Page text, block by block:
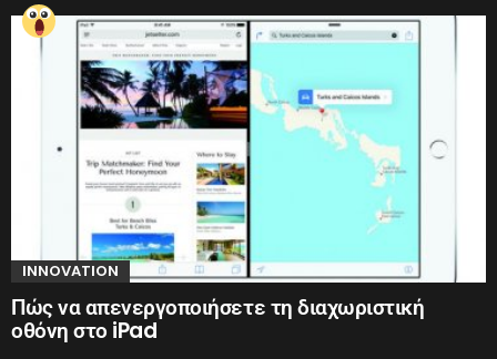
INNOVATION
Πώς να απενεργοποιήσετε τη διαχωριστική
οθόνη στο iPad